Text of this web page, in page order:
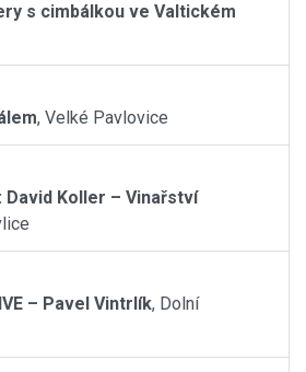
s cimbálkou ve Valtickém
, Velké Pavlovice
David Koller – Vinařství
– Pavel Vintrlík, Dolní